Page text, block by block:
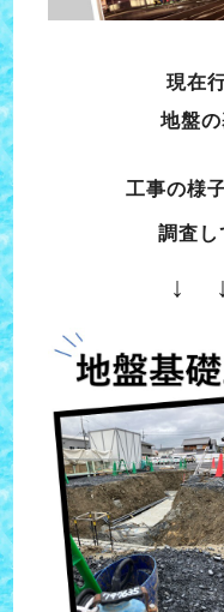
現在
地盤
工事の様
調査し
↓